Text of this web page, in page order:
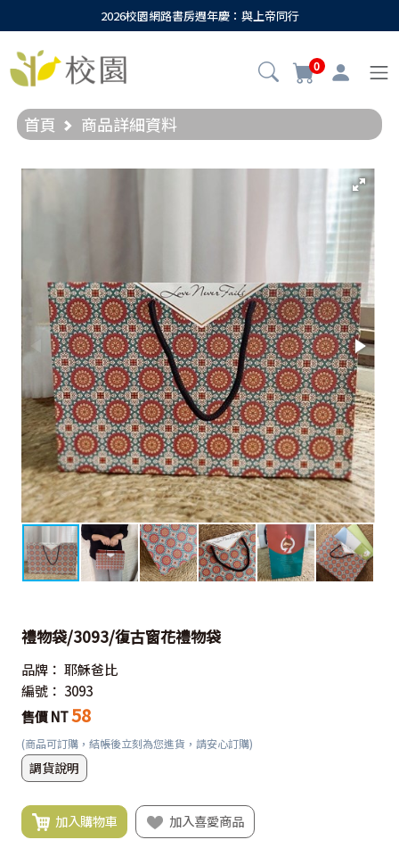
2026校園網路書房週年慶：與上帝同行
0
首頁 商品詳細資料
禮物袋/3093/復古窗花禮物袋
品牌： 耶穌爸比
編號： 3093
售價 NT58
(商品可訂購，結帳後立刻為您進貨，請安心訂購)
調貨說明
加入購物車 加入喜愛商品